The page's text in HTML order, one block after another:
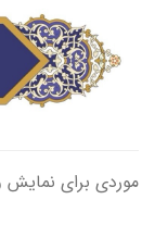
موردی برای نمایش